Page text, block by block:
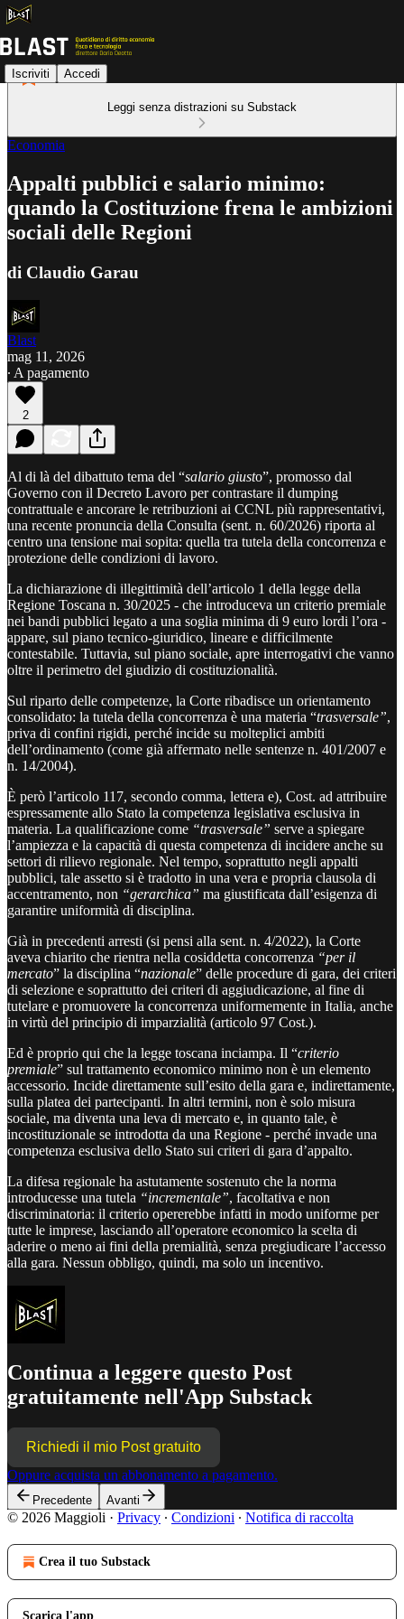
Iscriviti Accedi
Leggi senza distrazioni su Substack
Economia
Appalti pubblici e salario minimo:
quando la Costituzione frena le ambizioni
sociali delle Regioni
di Claudio Garau
Blast
mag 11, 2026
∙ A pagamento
2
Al di là del dibattuto tema del “salario giusto”, promosso dal
Governo con il Decreto Lavoro per contrastare il dumping
contrattuale e ancorare le retribuzioni ai CCNL più rappresentativi,
una recente pronuncia della Consulta (sent. n. 60/2026) riporta al
centro una tensione mai sopita: quella tra tutela della concorrenza e
protezione delle condizioni di lavoro.
La dichiarazione di illegittimità dell’articolo 1 della legge della
Regione Toscana n. 30/2025 - che introduceva un criterio premiale
nei bandi pubblici legato a una soglia minima di 9 euro lordi l’ora -
appare, sul piano tecnico-giuridico, lineare e difficilmente
contestabile. Tuttavia, sul piano sociale, apre interrogativi che vanno
oltre il perimetro del giudizio di costituzionalità.
Sul riparto delle competenze, la Corte ribadisce un orientamento
consolidato: la tutela della concorrenza è una materia “trasversale”,
priva di confini rigidi, perché incide su molteplici ambiti
dell’ordinamento (come già affermato nelle sentenze n. 401/2007 e
n. 14/2004).
È però l’articolo 117, secondo comma, lettera e), Cost. ad attribuire
espressamente allo Stato la competenza legislativa esclusiva in
materia. La qualificazione come “trasversale” serve a spiegare
l’ampiezza e la capacità di questa competenza di incidere anche su
settori di rilievo regionale. Nel tempo, soprattutto negli appalti
pubblici, tale assetto si è tradotto in una vera e propria clausola di
accentramento, non “gerarchica” ma giustificata dall’esigenza di
garantire uniformità di disciplina.
Già in precedenti arresti (si pensi alla sent. n. 4/2022), la Corte
aveva chiarito che rientra nella cosiddetta concorrenza “per il
mercato” la disciplina “nazionale” delle procedure di gara, dei criteri
di selezione e soprattutto dei criteri di aggiudicazione, al fine di
tutelare e promuovere la concorrenza uniformemente in Italia, anche
in virtù del principio di imparzialità (articolo 97 Cost.).
Ed è proprio qui che la legge toscana inciampa. Il “criterio
premiale” sul trattamento economico minimo non è un elemento
accessorio. Incide direttamente sull’esito della gara e, indirettamente,
sulla platea dei partecipanti. In altri termini, non è solo misura
sociale, ma diventa una leva di mercato e, in quanto tale, è
incostituzionale se introdotta da una Regione - perché invade una
competenza esclusiva dello Stato sui criteri di gara d’appalto.
La difesa regionale ha astutamente sostenuto che la norma
introducesse una tutela “incrementale”, facoltativa e non
discriminatoria: il criterio opererebbe infatti in modo uniforme per
tutte le imprese, lasciando all’operatore economico la scelta di
aderire o meno ai fini della premialità, senza pregiudicare l’accesso
alla gara. Nessun obbligo, quindi, ma solo un incentivo.
Continua a leggere questo Post
gratuitamente nell'App Substack
Richiedi il mio Post gratuito
Oppure acquista un abbonamento a pagamento.
Precedente Avanti
© 2026 Maggioli · Privacy ∙ Condizioni ∙ Notifica di raccolta
Crea il tuo Substack
Scarica l'app